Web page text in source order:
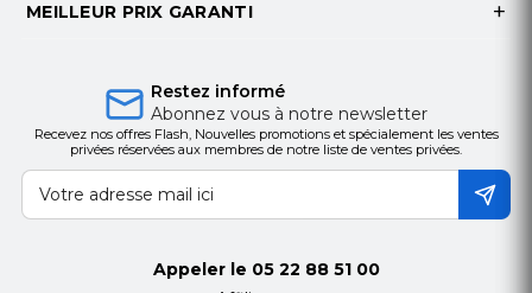
MEILLEUR PRIX GARANTI
Restez informé
Abonnez vous à notre newsletter
Recevez nos offres Flash, Nouvelles promotions et spécialement les ventes
privées réservées aux membres de notre liste de ventes privées.
Appeler le 05 22 88 51 00